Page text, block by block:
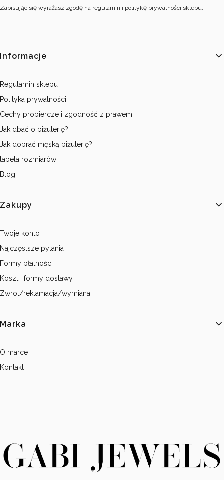
Zapisując się wyrażasz zgodę na regulamin i politykę prywatności sklepu.
Linki w stopce
Informacje
Regulamin sklepu
Polityka prywatności
Cechy probiercze i zgodność z prawem
Jak dbać o biżuterię?
Jak dobrać męską biżuterię?
tabela rozmiarów
Blog
Zakupy
Twoje konto
Najczęstsze pytania
Formy płatności
Koszt i formy dostawy
Zwrot/reklamacja/wymiana
Marka
O marce
Kontakt